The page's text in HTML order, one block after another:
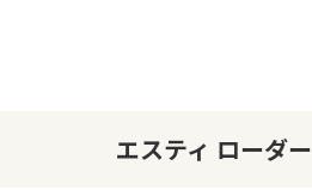
エスティ ローダー